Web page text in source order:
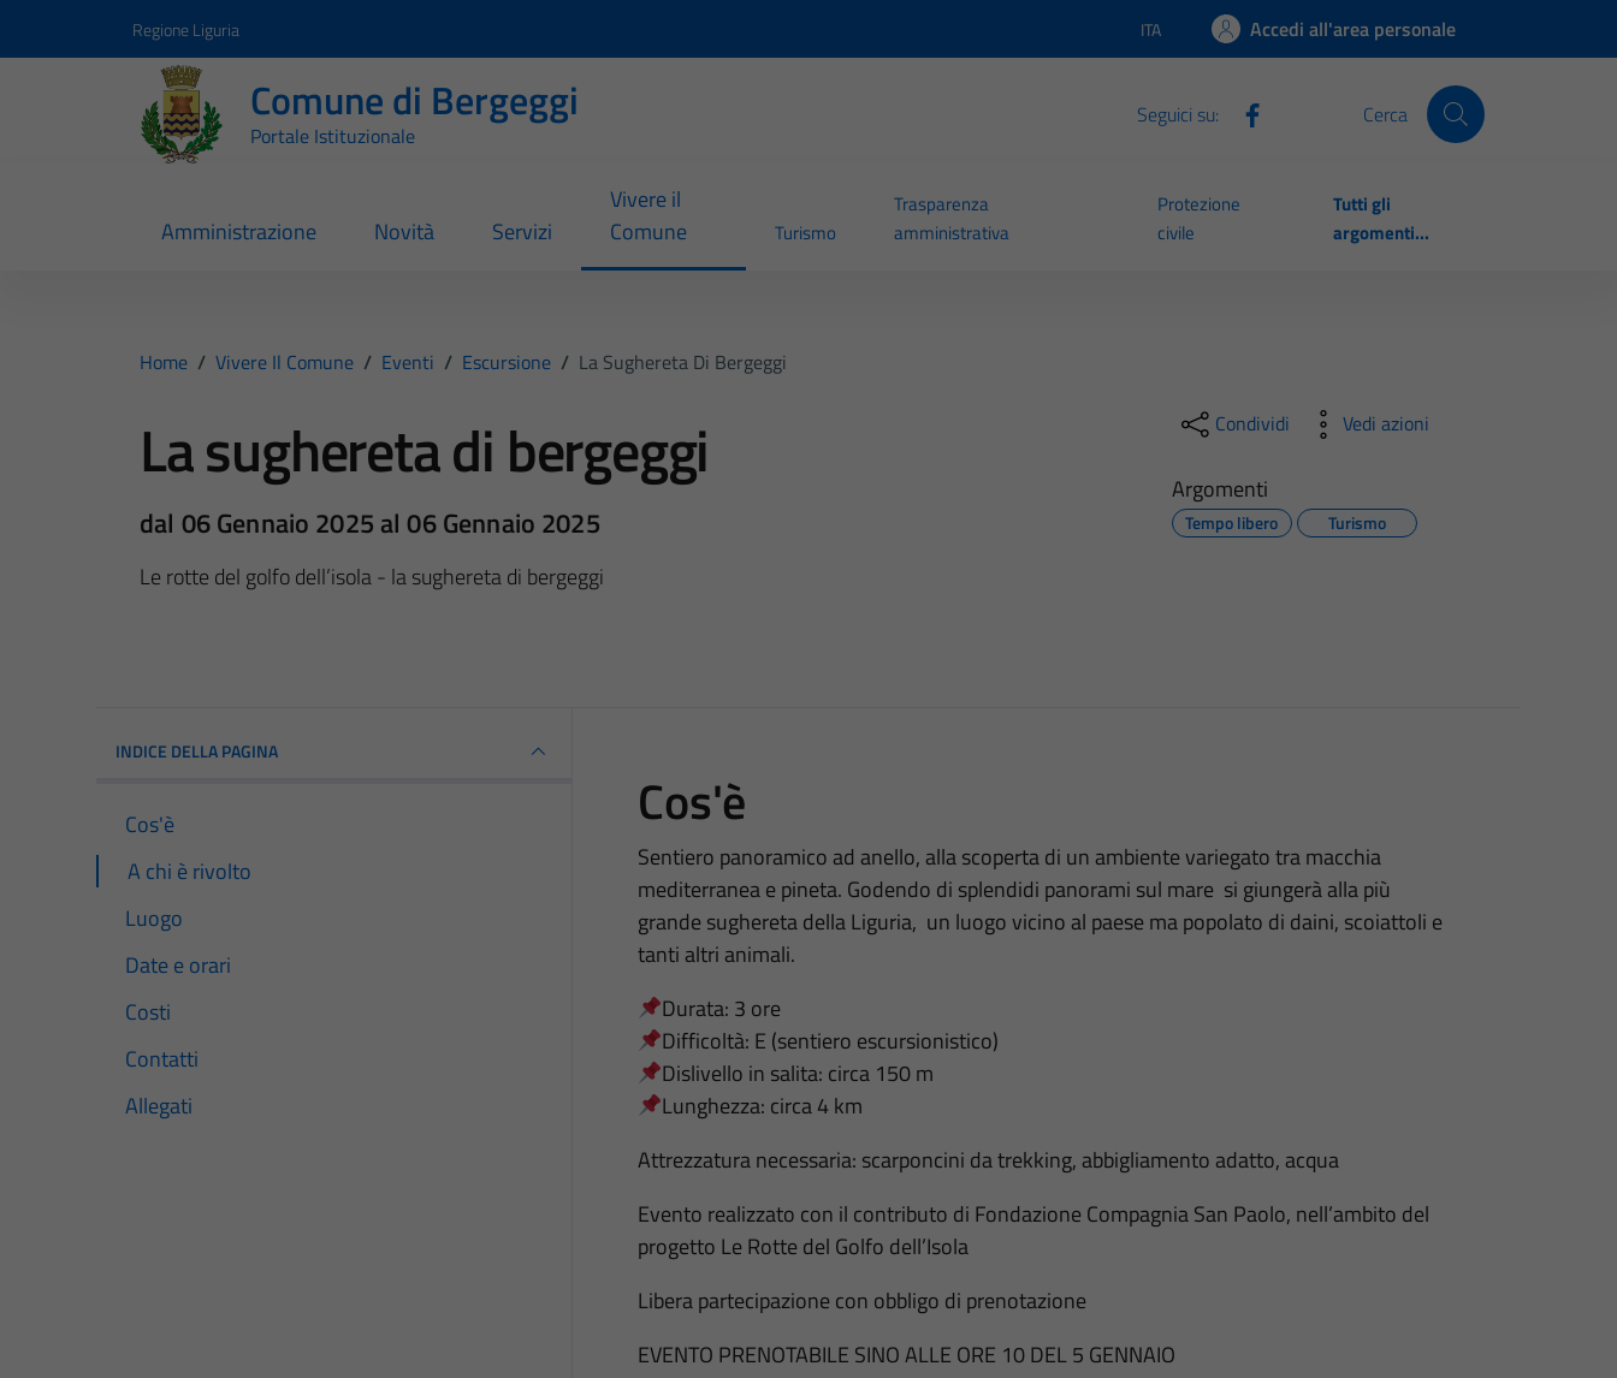
Regione Liguria Lingua attiva:
ITA Accedi all'area personale
Comune di Bergeggi
Portale Istituzionale
Seguici su: Cerca
Amministrazione Novità Servizi
Vivere il
Comune
Turismo
Trasparenza
amministrativa
Protezione
civile
Tutti gli
argomenti...
Home / Vivere Il Comune / Eventi / Escursione / La Sughereta Di Bergeggi
La sughereta di bergeggi
dal 06 Gennaio 2025 al 06 Gennaio 2025
Le rotte del golfo dell’isola - la sughereta di bergeggi
Condividi Vedi azioni
Argomenti
Tempo libero Turismo
INDICE DELLA PAGINA
Cos'è
A chi è rivolto
Luogo
Date e orari
Costi
Contatti
Allegati
Cos'è
Sentiero panoramico ad anello, alla scoperta di un ambiente variegato tra macchia
mediterranea e pineta. Godendo di splendidi panorami sul mare si giungerà alla più
grande sughereta della Liguria, un luogo vicino al paese ma popolato di daini, scoiattoli e
tanti altri animali.
Durata: 3 ore
Difficoltà: E (sentiero escursionistico)
Dislivello in salita: circa 150 m
Lunghezza: circa 4 km
Attrezzatura necessaria: scarponcini da trekking, abbigliamento adatto, acqua
Evento realizzato con il contributo di Fondazione Compagnia San Paolo, nell’ambito del
progetto Le Rotte del Golfo dell’Isola
Libera partecipazione con obbligo di prenotazione
EVENTO PRENOTABILE SINO ALLE ORE 10 DEL 5 GENNAIO